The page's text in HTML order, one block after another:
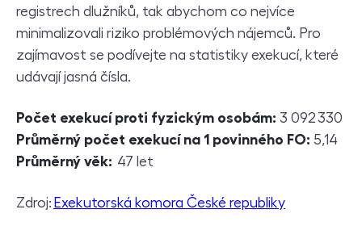
registrech dlužníků, tak abychom co nejvíce
minimalizovali riziko problémových nájemců. Pro
zajímavost se podívejte na statistiky exekucí, které
udávají jasná čísla.
Počet exekucí proti fyzickým osobám: 3 092 330
Průměrný počet exekucí na 1 povinného FO: 5,14
Průměrný věk: 47 let
Zdroj: Exekutorská komora České republiky